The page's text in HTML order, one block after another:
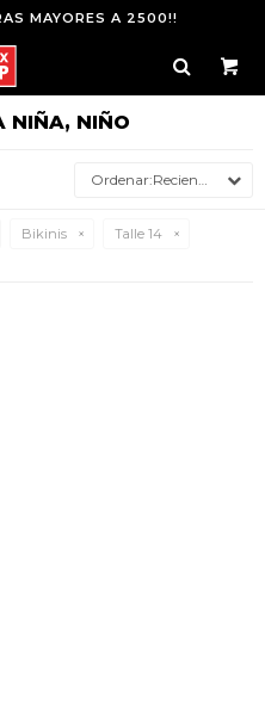
MAYORES A 2500!!
NIÑA, NIÑO
Recientes
Bikinis Talle 14